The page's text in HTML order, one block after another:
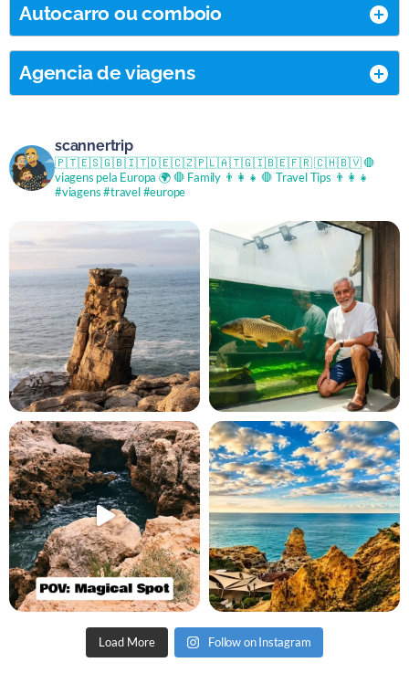
Autocarro ou comboio
Agencia de viagens
scannertrip
🇵🇹🇪🇸🇬🇧🇮🇹🇩🇪🇨🇿🇵🇱🇦🇹🇬🇮🇧🇪🇫🇷 🇨🇭🇧🇻🛑
viagens pela Europa 🌍🛑 Family 👨‍👩‍👧 🛑 Travel Tips 👨‍👩‍👧
#viagens #travel #europe
Load More Follow on Instagram